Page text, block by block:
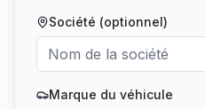
Société (optionnel)
Marque du véhicule